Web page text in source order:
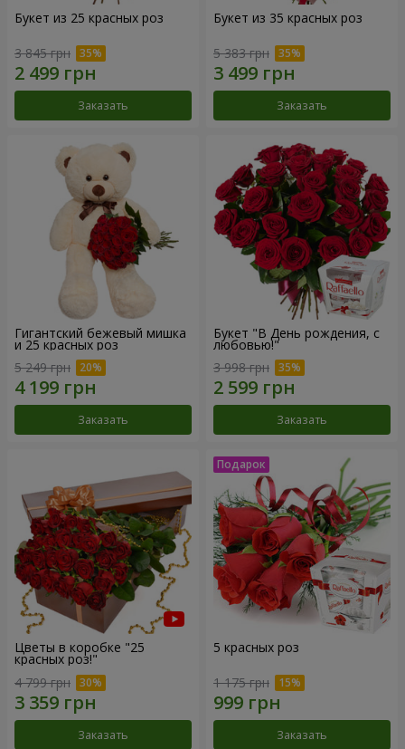
Букет из 25 красных роз
3 845 грн
Заказать
Букет из 35 красных роз
5 383 грн
Заказать
Гигантский бежевый мишка
и 25 красных роз
5 249 грн
Заказать
Букет "В День рождения, с
любовью!"
3 998 грн
Заказать
Цветы в коробке "25
красных роз!"
4 799 грн
Заказать
5 красных роз
1 175 грн
Заказать